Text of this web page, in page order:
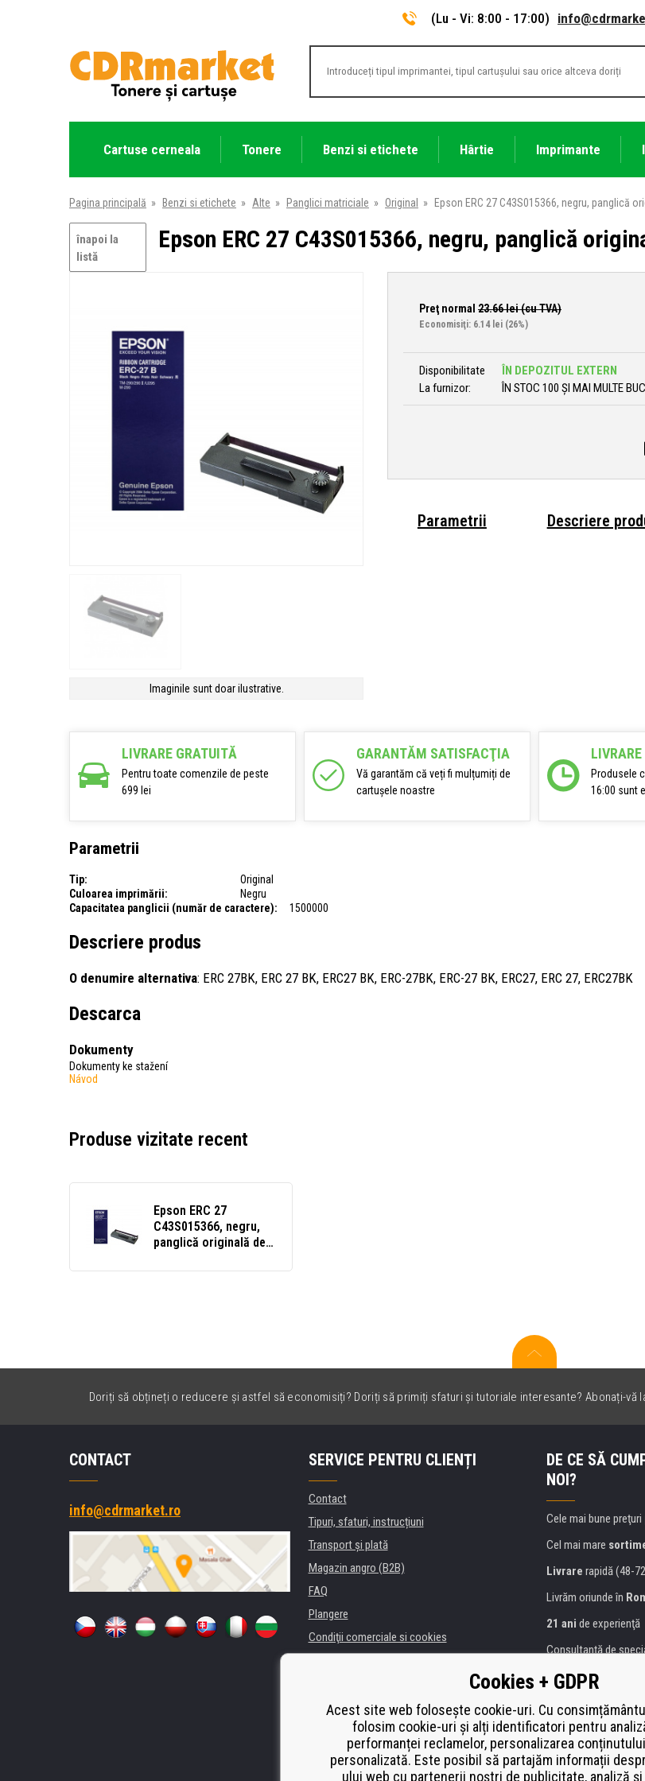
(Lu - Vi: 8:00 - 17:00)
Cartuse cerneala Tonere Benzi si etichete Hârtie Imprimante
Pagina principală » Benzi si etichete » Alte » Panglici matriciale » Original » Epson ERC 27 C43S015366, negru, panglică
înapoi la
listă
Epson ERC 27 C43S015366, negru, panglică
Imaginile sunt doar ilustrative.
Preţ normal 23.66lei (cu TVA)
Economisiţi: 6.14 lei (26%)
Disponibilitate
ÎN DEPOZITUL EXTERN
La furnizor:
ÎN STOC 100 ȘI MAI MULTE
Parametrii Descriere
LIVRARE GRATUITĂ
Pentru toate comenzile de peste
699 lei
GARANTĂM SATISFACŢIA
Vă garantăm că veți fi mulțumiți de
cartușele noastre
Produsele
16:00 sunt
Parametrii
Tip:
Original
Culoarea imprimării:
Negru
Capacitatea panglicii (număr de caractere):
1500000
Descriere produs
O denumire alternativa: ERC 27BK, ERC 27 BK, ERC27 BK, ERC-27BK, ERC-27 BK, ERC27, ERC 27, ERC27BK
Descarca
Dokumenty
Dokumenty ke stažení
Návod
Produse vizitate recent
Epson ERC 27
C43S015366, negru,
panglică originală de
Doriți să obțineți o reducere și astfel să economisiți? Doriți să primiți sfaturi și tutoriale interesante? Abonați-vă
CONTACT
info@cdrmarket.ro
SERVICE PENTRU CLIENȚI
Contact
Tipuri, sfaturi, instrucțiuni
Transport şi plată
Magazin angro (B2B)
FAQ
Plangere
Condiţii comerciale si cookies
Închirierea de imprimante
Performanță de înlocuire
Odstoupení od smlouvy
DE CE SĂ
NOI?
Cele mai bune preţuri
Cel mai mare
Livrare rapidă (48-
Livrăm oriunde în
21 ani de experienţă
Consultanţă de
Abordarea amabilă
certificat
Platăsecurizată
Cookies + GDPR
Acest site web folosește cookie-uri. Cu
folosim cookie-uri și alți identificatori pentru
performanței reclamelor, personalizarea
personalizată. Este posibil să partajăm informații
ului web cu partenerii noștri de publicitate, analiză